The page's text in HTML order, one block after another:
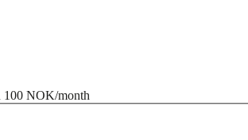
100 NOK/month